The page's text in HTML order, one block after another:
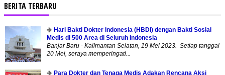
BERITA TERBARU
Hari Bakti Dokter Indonesia (HBDI) dengan Bakti Sosial
Medis di 500 Area di Seluruh Indonesia
Banjar Baru - Kalimantan Selatan, 19 Mei 2023. Setiap tanggal
20 Mei, seraya memperingati...
Para Dokter dan Tenaga Medis Adakan Rencana Aksi